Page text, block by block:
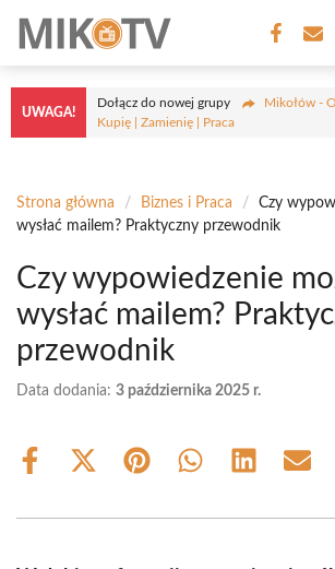
treści
UWAGA!
Dołącz do nowej grupy
Mikołów -
Kupię | Zamienię | Praca
Strona główna / Biznes i Praca /
Czy
wysłać mailem? Praktyczny przewodnik
Czy wypowiedzenie
wysłać mailem?
przewodnik
Data dodania: 3 października 2025 r.
Share
Share
(Twitter)
Share Share Share Share